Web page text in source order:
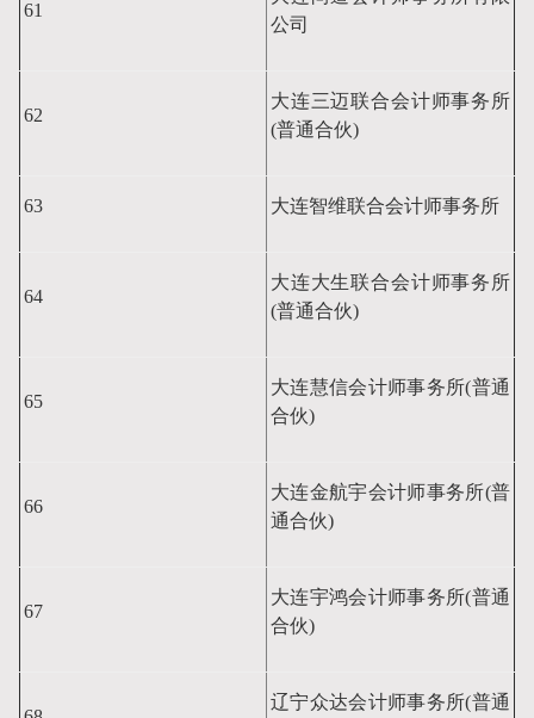
61
公司
62
大连三迈联合会计师事务所
(普通合伙)
63 大连智维联合会计师事务所
64
大连大生联合会计师事务所
(普通合伙)
65
大连慧信会计师事务所(普通
合伙)
66
大连金航宇会计师事务所(普
通合伙)
67
大连宇鸿会计师事务所(普通
合伙)
辽宁众达会计师事务所(普通